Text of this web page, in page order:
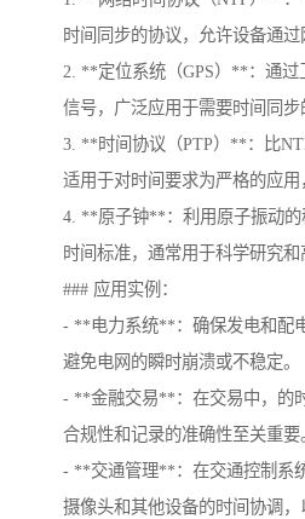
时间同步的协议，允许设备通过
2. **定位系统（GPS）**：通过
信号，广泛应用于需要时间同步
3. **时间协议（PTP）**：比
适用于对时间要求为严格的应用
4. **原子钟**：利用原子振动
时间标准，通常用于科学研究和
### 应用实例：
- **电力系统**：确保发电和配
避免电网的瞬时崩溃或不稳定。
- **金融交易**：在交易中，的
合规性和记录的准确性至关重要
- **交通管理**：在交通控制系
摄像头和其他设备的时间协调